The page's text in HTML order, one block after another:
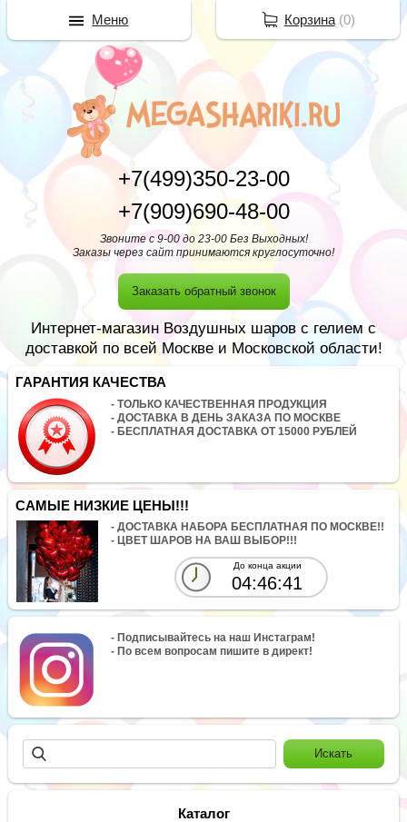
+7(499)350-23-00
+7(909)690-48-00
Звоните с 9-00 до 23-00 Без Выходных!
Заказы через сайт принимаются круглосуточно!
Заказать обратный звонок
Интернет-магазин Воздушных шаров с гелием с
доставкой по всей Москве и Московской области!
ГАРАНТИЯ КАЧЕСТВА
- ТОЛЬКО КАЧЕСТВЕННАЯ ПРОДУКЦИЯ
- ДОСТАВКА В ДЕНЬ ЗАКАЗА ПО МОСКВЕ
- БЕСПЛАТНАЯ ДОСТАВКА ОТ 15000 РУБЛЕЙ
САМЫЕ НИЗКИЕ ЦЕНЫ!!!
- ДОСТАВКА НАБОРА БЕСПЛАТНАЯ ПО МОСКВЕ!!
- ЦВЕТ ШАРОВ НА ВАШ ВЫБОР!!!
До конца акции
04:46:41
- Подписывайтесь на наш Инстаграм!
- По всем вопросам пишите в директ!
Каталог
Корзина(0)
Меню